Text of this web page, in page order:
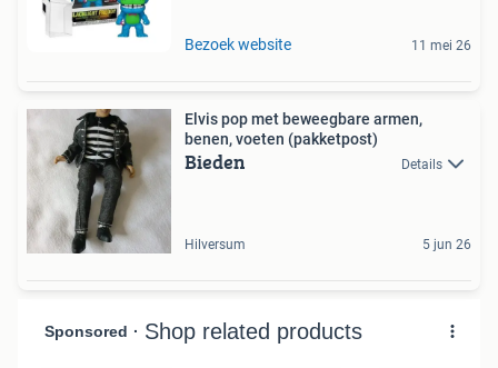
Bezoek website 11 mei 26
Elvis pop met beweegbare armen,
benen, voeten (pakketpost)
Bieden Details
Hilversum 5 jun 26